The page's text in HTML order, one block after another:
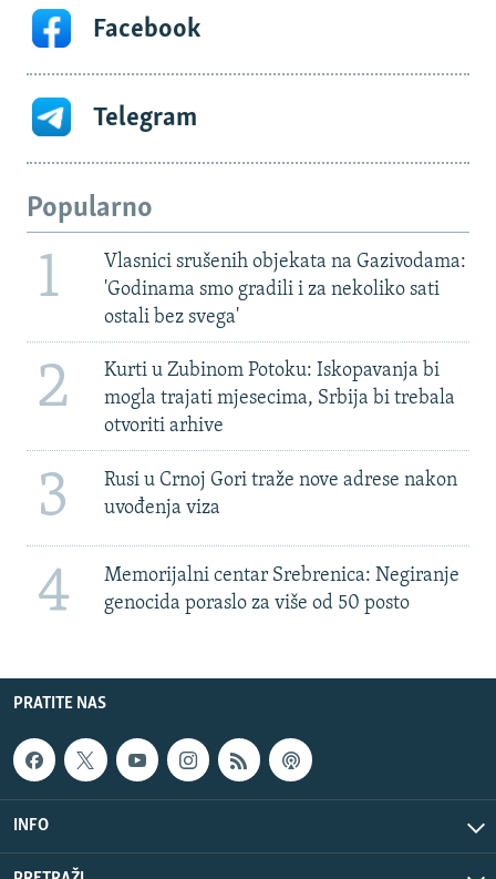
Facebook
Telegram
Popularno
1
Vlasnici srušenih objekata na Gazivodama:
'Godinama smo gradili i za nekoliko sati
ostali bez svega'
2
Kurti u Zubinom Potoku: Iskopavanja bi
mogla trajati mjesecima, Srbija bi trebala
otvoriti arhive
3
Rusi u Crnoj Gori traže nove adrese nakon
uvođenja viza
4
Memorijalni centar Srebrenica: Negiranje
genocida poraslo za više od 50 posto
PRATITE NAS
INFO